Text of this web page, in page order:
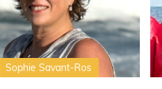
Sophie Savant-Ros